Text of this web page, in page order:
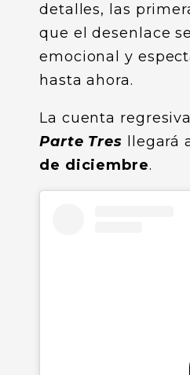
detalles, las
que el desenlace
emocional y
hasta ahora.
La cuenta
Parte Tres llegará
de diciembre.